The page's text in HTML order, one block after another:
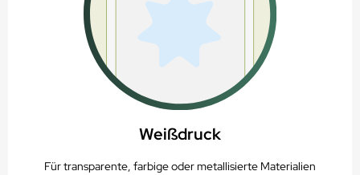
Weißdruck
Für transparente, farbige oder metallisierte Materialien